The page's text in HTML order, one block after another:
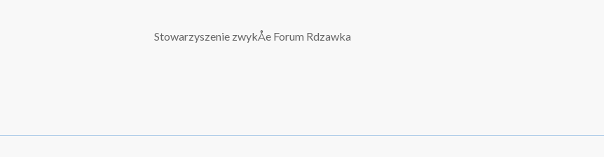
Stowarzyszenie zwykÅe Forum Rdzawka